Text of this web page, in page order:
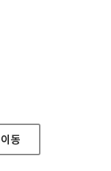
이동